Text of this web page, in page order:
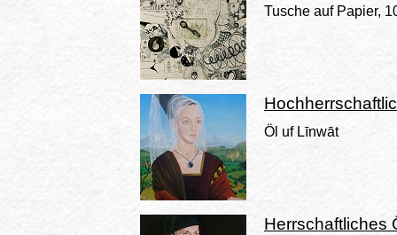
Tusche auf Papier,
Öl uf Līnwāt
Herrschaftliches